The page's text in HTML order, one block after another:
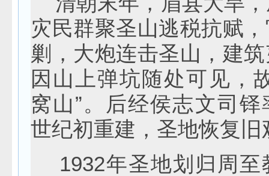
灾民群聚圣山逃税抗赋
剿，大炮连击圣山，建
因山上弹坑随处可见，
窝山”。后经侯志文司
世纪初重建，圣地恢复旧
1932年圣地划归周至